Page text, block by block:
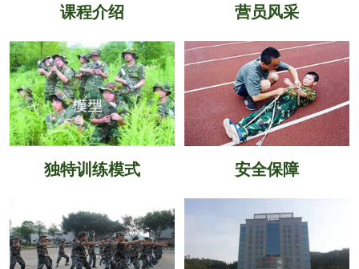
课程介绍 营员风采
独特训练模式 安全保障